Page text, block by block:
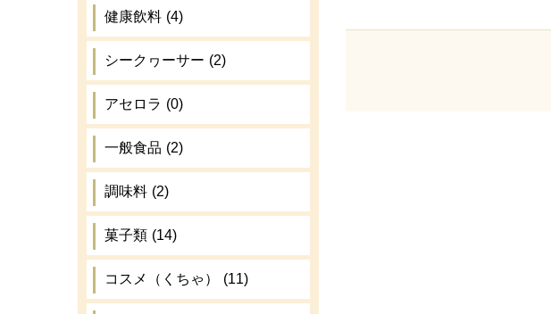
健康飲料 (4)
シークヮーサー (2)
アセロラ (0)
一般食品 (2)
調味料 (2)
菓子類 (14)
コスメ（くちゃ） (11)